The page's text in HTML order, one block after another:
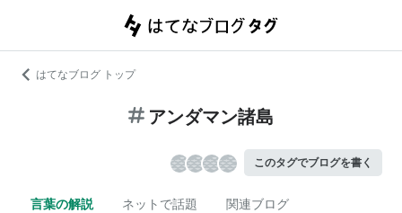
はてなブログ トップ
アンダマン諸島
このタグでブログを書く
言葉の解説 ネットで話題 関連ブログ